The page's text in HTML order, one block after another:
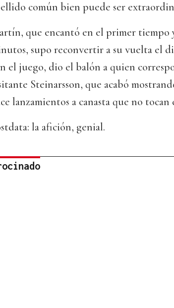
común bien puede ser
que encantó en el primer tiempo
supo reconvertir a su vuelta el
el juego, dio el balón a quien
Steinarsson, que acabó
lanzamientos a canasta que no tocan
la afición, genial.